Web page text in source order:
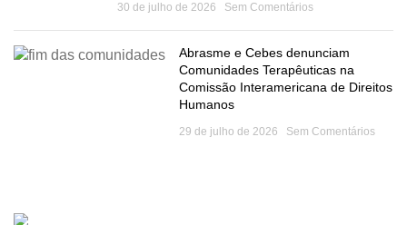
30 de julho de 2026 Sem Comentários
Abrasme e Cebes denunciam
Comunidades Terapêuticas na
Comissão Interamericana de Direitos
Humanos
29 de julho de 2026 Sem Comentários